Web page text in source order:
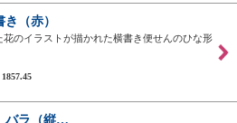
（赤）
花のイラストが描かれた横書き便せんのひな形
1857.45
ラ（縦…